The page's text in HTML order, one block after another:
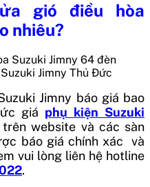
gió điều hòa
nhiêu?
Jimny Thủ Đức
Jimny báo giá bao
giá phụ kiện Suzuki
website và các sàn
báo giá chính xác và
vui lòng liên hệ hotline
.